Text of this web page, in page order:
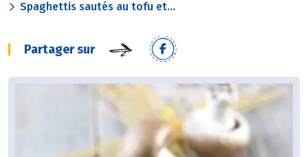
Spaghettis sautés au tofu et...
Partager sur